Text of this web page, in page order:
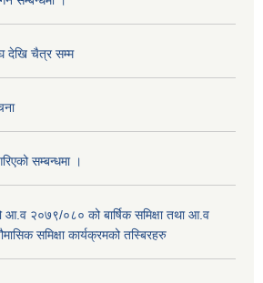
देखि चैत्र सम्म
सम्बन्धमा ।
आ.व २०७९/०८० को बार्षिक समिक्षा तथा आ.व
समिक्षा कार्यक्रमको तस्बिरहरु